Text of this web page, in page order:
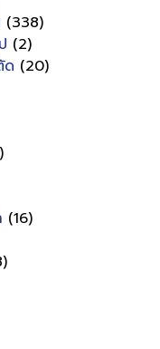
(338)
(2)
ด (20)
(16)